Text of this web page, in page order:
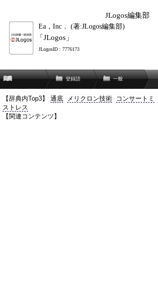
JLogos編集部
Ea，Inc． (著:JLogos編集部)
「JLogos」
JLogosID : 7776173
登録語 一般
【辞典内Top3】 通底 メリクロン技術
コンサートミ
ストレス
【関連コンテンツ】